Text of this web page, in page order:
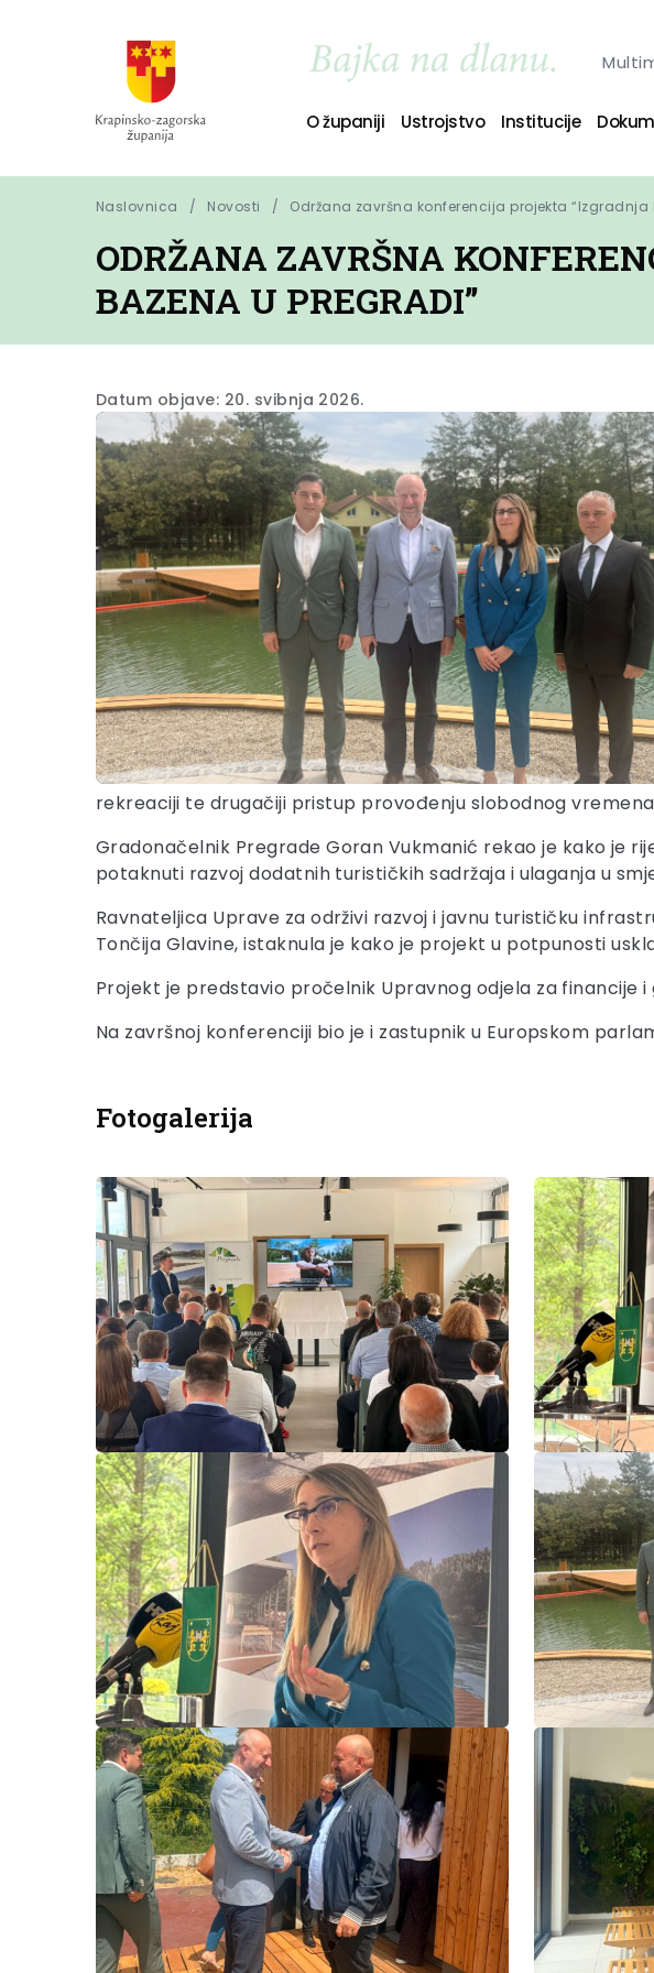
O županiji Ustrojstvo Institucije
Naslovnica Novosti Održana završna konferencija projekta “Izgradnja
ODRŽANA ZAVRŠNA
BAZENA U PREGRADI”
Datum objave: 20. svibnja 2026.
rekreaciji te drugačiji pristup provođenju slobodnog
Gradonačelnik Pregrade Goran Vukmanić rekao je kako je
potaknuti razvoj dodatnih turističkih sadržaja i ulaganja u
Ravnateljica Uprave za održivi razvoj i javnu turističku
Tončija Glavine, istaknula je kako je projekt u potpunosti
Projekt je predstavio pročelnik Upravnog odjela za financije
Na završnoj konferenciji bio je i zastupnik u Europskom
Fotogalerija